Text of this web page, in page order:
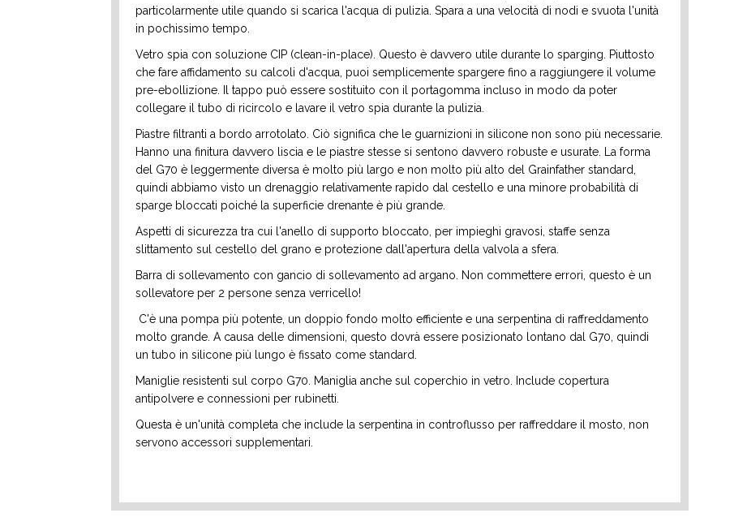
particolarmente utile quando si scarica l'acqua di pulizia. Spara a una velocità di nodi e svuota l'unità
in pochissimo tempo.
Vetro spia con soluzione CIP (clean-in-place). Questo è davvero utile durante lo sparging. Piuttosto
che fare affidamento su calcoli d'acqua, puoi semplicemente spargere fino a raggiungere il volume
pre-ebollizione. Il tappo può essere sostituito con il portagomma incluso in modo da poter
collegare il tubo di ricircolo e lavare il vetro spia durante la pulizia.
Piastre filtranti a bordo arrotolato. Ciò significa che le guarnizioni in silicone non sono più necessarie.
Hanno una finitura davvero liscia e le piastre stesse si sentono davvero robuste e usurate. La forma
del G70 è leggermente diversa è molto più largo e non molto più alto del Grainfather standard,
quindi abbiamo visto un drenaggio relativamente rapido dal cestello e una minore probabilità di
sparge bloccati poiché la superficie drenante è più grande.
Aspetti di sicurezza tra cui l'anello di supporto bloccato, per impieghi gravosi, staffe senza
slittamento sul cestello del grano e protezione dall'apertura della valvola a sfera.
Barra di sollevamento con gancio di sollevamento ad argano. Non commettere errori, questo è un
sollevatore per 2 persone senza verricello!
C'è una pompa più potente, un doppio fondo molto efficiente e una serpentina di raffreddamento
molto grande. A causa delle dimensioni, questo dovrà essere posizionato lontano dal G70, quindi
un tubo in silicone più lungo è fissato come standard.
Maniglie resistenti sul corpo G70. Maniglia anche sul coperchio in vetro. Include copertura
antipolvere e connessioni per rubinetti.
Questa è un'unità completa che include la serpentina in controflusso per raffreddare il mosto, non
servono accessori supplementari.